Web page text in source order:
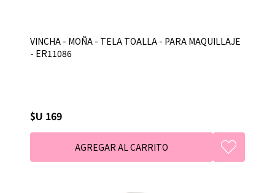
VINCHA - MOÑA - TELA TOALLA - PARA MAQUILLAJE
- ER11086
$U 169